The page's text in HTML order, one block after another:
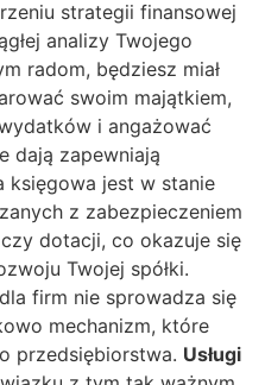
strategii finansowej
analizy Twojego
radom, będziesz miał
swoim majątkiem,
i angażować
dają zapewniają
księgowa jest w stanie
z zabezpieczeniem
dotacji, co okazuje się
Twojej spółki.
firm nie sprowadza się
mechanizm, które
przedsiębiorstwa. Usługi